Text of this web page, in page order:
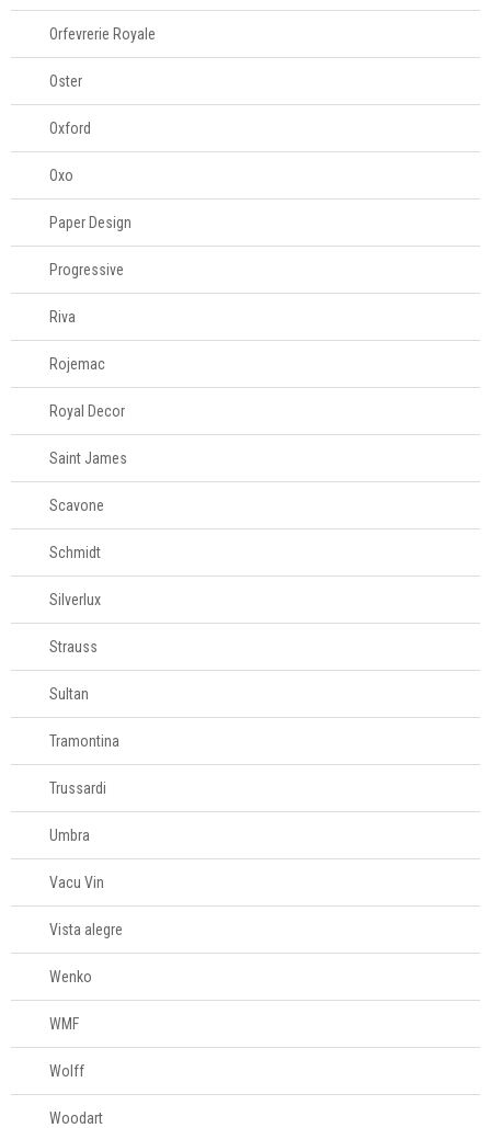
Orfevrerie Royale
Oster
Oxford
Oxo
Paper Design
Progressive
Riva
Rojemac
Royal Decor
Saint James
Scavone
Schmidt
Silverlux
Strauss
Sultan
Tramontina
Trussardi
Umbra
Vacu Vin
Vista alegre
Wenko
WMF
Wolff
Woodart